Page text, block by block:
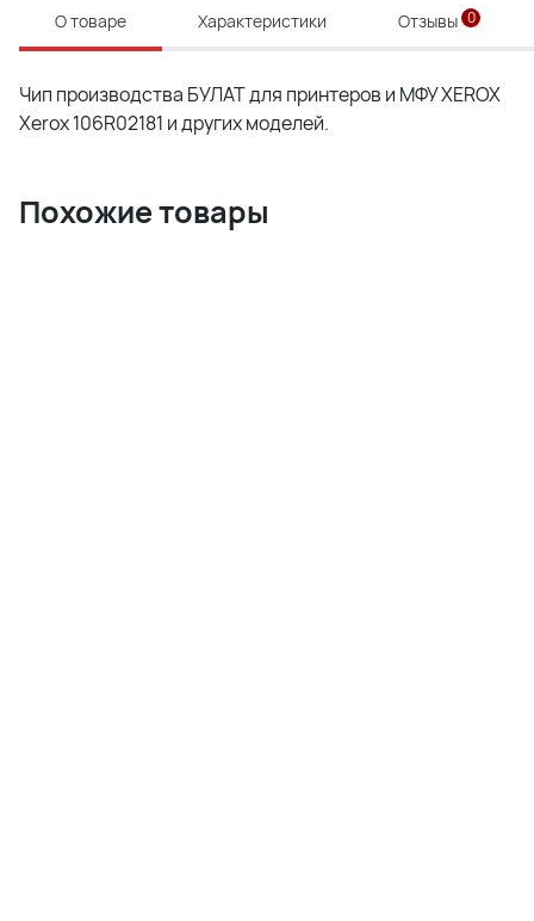
О товаре Характеристики Отзывы 0
Чип производства БУЛАТ для принтеров и МФУ XEROX
Xerox 106R02181 и других моделей.
Похожие товары